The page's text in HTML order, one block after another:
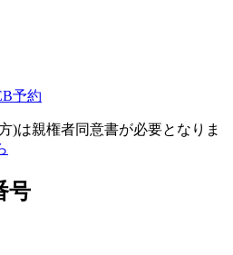
予約
)は親権者同意書が必要となりま
号